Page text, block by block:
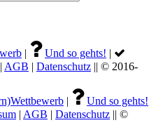
| Und so gehts! |
| AGB | Datenschutz || © 2016-
|
Und so gehts!
| AGB | Datenschutz || ©